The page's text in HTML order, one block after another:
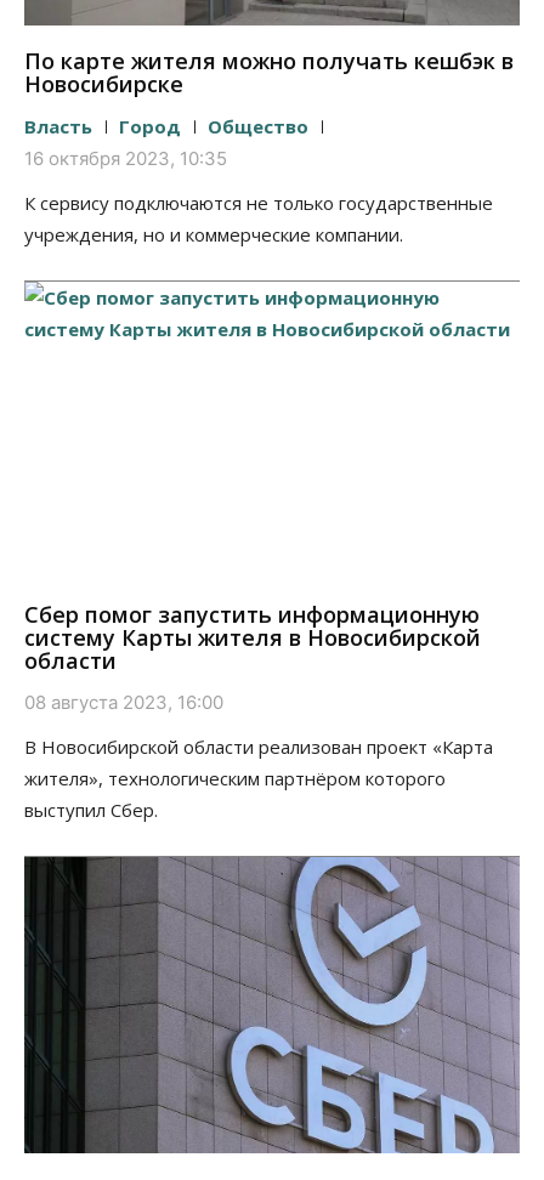
По карте жителя можно получать кешбэк в
Новосибирске
Власть Город Общество
16 октября 2023, 10:35
К сервису подключаются не только государственные
учреждения, но и коммерческие компании.
Сбер помог запустить информационную
систему Карты жителя в Новосибирской
области
08 августа 2023, 16:00
В Новосибирской области реализован проект «Карта
жителя», технологическим партнёром которого
выступил Сбер.